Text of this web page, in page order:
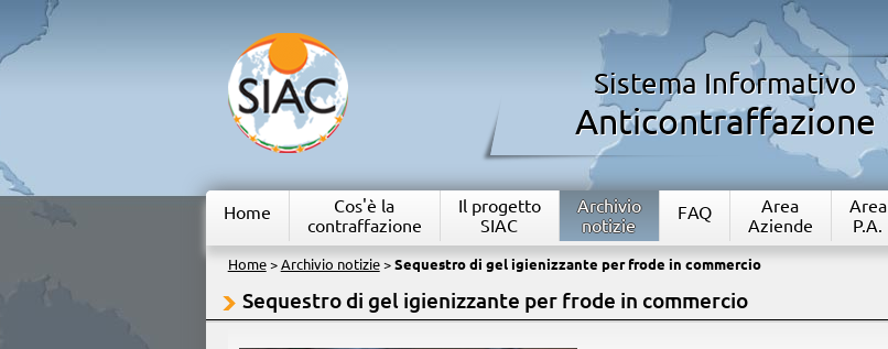
Sistema Informativo
Anticontraffazione
Home
Cos'è la
contraffazione
Il progetto
SIAC
Archivio
notizie
FAQ
Area
Aziende
Area
P.A.
Home> Archivio notizie> Sequestro di gel igienizzante per frode in commercio
Sequestro di gel igienizzante per frode in commercio